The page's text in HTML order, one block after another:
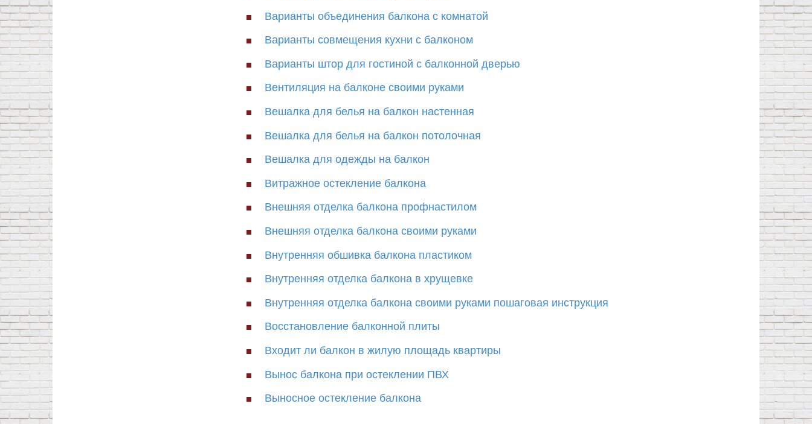
Варианты объединения балкона с комнатой
Варианты совмещения кухни с балконом
Варианты штор для гостиной с балконной дверью
Вентиляция на балконе своими руками
Вешалка для белья на балкон настенная
Вешалка для белья на балкон потолочная
Вешалка для одежды на балкон
Витражное остекление балкона
Внешняя отделка балкона профнастилом
Внешняя отделка балкона своими руками
Внутренняя обшивка балкона пластиком
Внутренняя отделка балкона в хрущевке
Внутренняя отделка балкона своими руками пошаговая инструкция
Восстановление балконной плиты
Входит ли балкон в жилую площадь квартиры
Вынос балкона при остеклении ПВХ
Выносное остекление балкона